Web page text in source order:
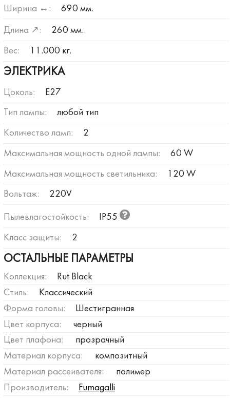
Ширина ↔: 690 мм.
Длина ↗: 260 мм.
Вес: 11.000 кг.
ЭЛЕКТРИКА
Цоколь: E27
Тип лампы: любой тип
Количество ламп: 2
Максимальная мощность одной лампы: 60 W
Максимальная мощность светильника: 120 W
Вольтаж: 220V
Пылевлагостойкость: IP55
Класс защиты: 2
ОСТАЛЬНЫЕ ПАРАМЕТРЫ
Коллекция:
Rut Black
Стиль:
Классический
Форма головы:
Шестигранная
Цвет корпуса:
черный
Цвет плафона:
прозрачный
Материал корпуса:
композитный
Материал рассеивателя:
полимер
Производитель:
Fumagalli